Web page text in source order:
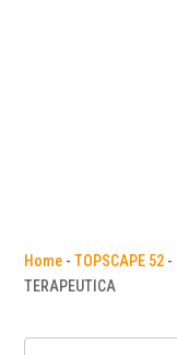
Home -TOPSCAPE 52 -
TERAPEUTICA